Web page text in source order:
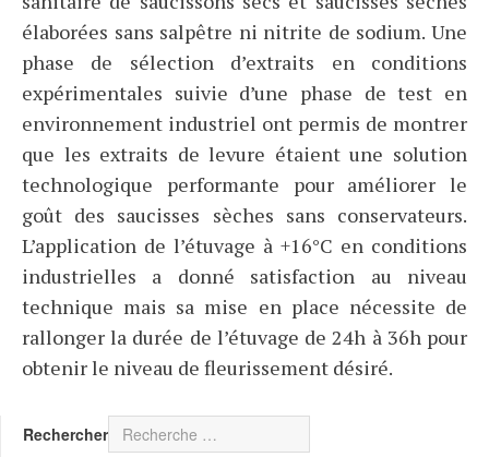
élaborées sans salpêtre ni nitrite de sodium. Une
phase de sélection d’extraits en conditions
expérimentales suivie d’une phase de test en
environnement industriel ont permis de montrer
que les extraits de levure étaient une solution
technologique performante pour améliorer le
goût des saucisses sèches sans conservateurs.
L’application de l’étuvage à +16°C en conditions
industrielles a donné satisfaction au niveau
technique mais sa mise en place nécessite de
rallonger la durée de l’étuvage de 24h à 36h pour
obtenir le niveau de fleurissement désiré.
Rechercher